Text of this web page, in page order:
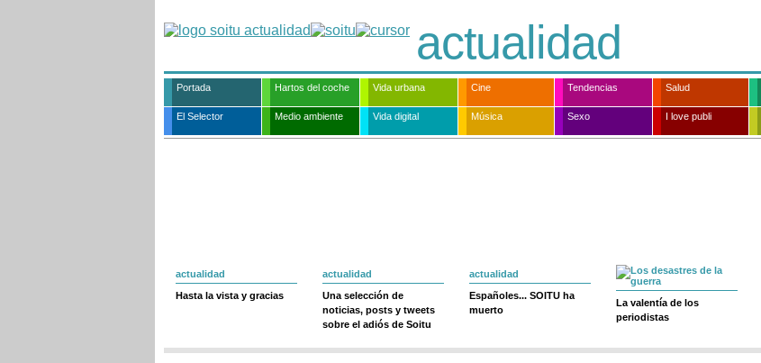
actualidad
Portada Hartos del coche Vida urbana Cine Tendencias Salud
El Selector Medio ambiente Vida digital Música Sexo I love publi
actualidad
Hasta la vista y gracias
actualidad
Una selección de
noticias, posts y tweets
sobre el adiós de Soitu
actualidad
Españoles... SOITU ha
muerto
La valentía de los
periodistas